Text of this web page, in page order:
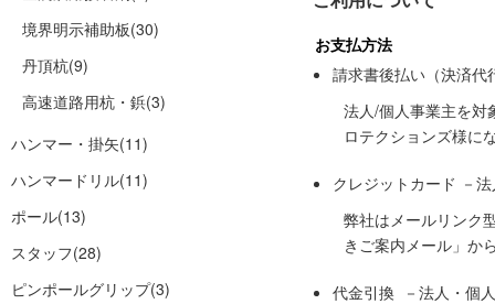
境界明示補助板(30)
丹頂杭(9)
高速道路用杭・鋲(3)
ハンマー・掛矢(11)
ハンマードリル(11)
ポール(13)
スタッフ(28)
ピンポールグリップ(3)
お支払方法
請求書後払い（決済代
法人/個人事業主を対
ロテクションズ様に
クレジットカード －
弊社はメールリンク
きご案内メール」か
代金引換 －法人・個